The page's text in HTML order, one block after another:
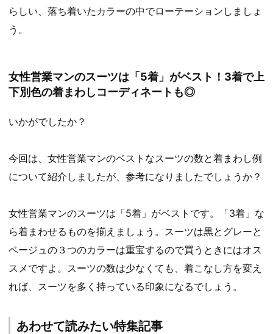
らしい、落ち着いたカラーの中でローテーションしましょ
う。
女性営業マンのスーツは「5着」がベスト！3着で上
下別色の着まわしコーディネートも◎
いかがでしたか？
今回は、女性営業マンのベストなスーツの数と着まわし例
について紹介しましたが、参考になりましたでしょうか？
女性営業マンのスーツは「5着」がベストです。「3着」な
ら着まわせるものを揃えましょう。スーツは黒とグレーと
ベージュの３つのカラーは重宝するので買うときにはオス
スメですよ。スーツの数は少なくても、着こなし方を変え
れば、スーツを多く持っている印象になるでしょう。
あわせて読みたい特集記事